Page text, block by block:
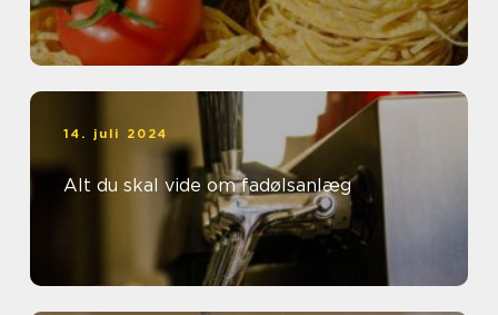
14. juli 2024
Alt du skal vide om fadølsanlæg